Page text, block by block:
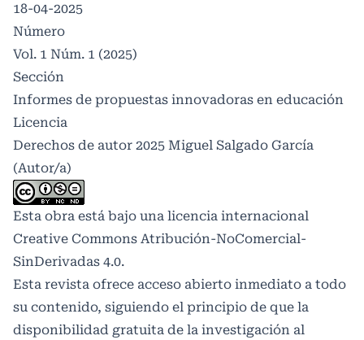
18-04-2025
Número
Vol. 1 Núm. 1 (2025)
Sección
Informes de propuestas innovadoras en educación
Licencia
Derechos de autor 2025 Miguel Salgado García
(Autor/a)
Esta obra está bajo una licencia internacional
Creative Commons Atribución-NoComercial-
SinDerivadas 4.0.
Esta revista ofrece acceso abierto inmediato a todo
su contenido, siguiendo el principio de que la
disponibilidad gratuita de la investigación al